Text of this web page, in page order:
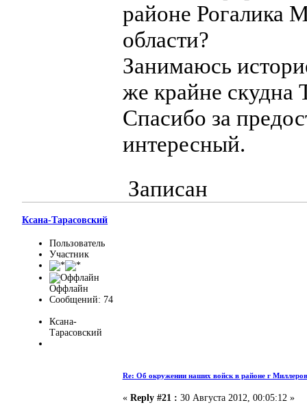
районе Рогалика
области?
Занимаюсь
же крайне скудна
Спасибо за
интересный.
Записан
Ксана-Тарасовский
Пользователь
Участник
Оффлайн
Сообщений: 74
Ксана-
Тарасовский
Re: Об окружении наших войск в районе г
« Reply #21 : 30 Августа 2012, 00:05:12 »